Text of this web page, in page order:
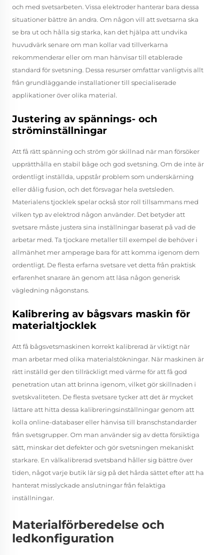
och med svetsarbeten. Vissa elektroder hanterar bara dessa
situationer bättre än andra. Om någon vill att svetsarna ska
se bra ut och hålla sig starka, kan det hjälpa att undvika
huvudvärk senare om man kollar vad tillverkarna
rekommenderar eller om man hänvisar till etablerade
standard för svetsning. Dessa resurser omfattar vanligtvis allt
från grundläggande installationer till specialiserade
applikationer över olika material.
Justering av spännings- och
ströminställningar
Att få rätt spänning och ström gör skillnad när man försöker
upprätthålla en stabil båge och god svetsning. Om de inte är
ordentligt inställda, uppstår problem som underskärning
eller dålig fusion, och det försvagar hela svetsleden.
Materialens tjocklek spelar också stor roll tillsammans med
vilken typ av elektrod någon använder. Det betyder att
svetsare måste justera sina inställningar baserat på vad de
arbetar med. Ta tjockare metaller till exempel de behöver i
allmänhet mer amperage bara för att komma igenom dem
ordentligt. De flesta erfarna svetsare vet detta från praktisk
erfarenhet snarare än genom att läsa någon generisk
vägledning någonstans.
Kalibrering av bågsvars maskin för
materialtjocklek
Att få bågsvetsmaskinen korrekt kalibrerad är viktigt när
man arbetar med olika materialstökningar. När maskinen är
rätt inställd ger den tillräckligt med värme för att få god
penetration utan att brinna igenom, vilket gör skillnaden i
svetskvaliteten. De flesta svetsare tycker att det är mycket
lättare att hitta dessa kalibreringsinställningar genom att
kolla online-databaser eller hänvisa till branschstandarder
från svetsgrupper. Om man använder sig av detta försiktiga
sätt, minskar det defekter och gör svetsningen mekaniskt
starkare. En välkalibrerad svetsband håller sig bättre över
tiden, något varje butik lär sig på det hårda sättet efter att ha
hanterat misslyckade anslutningar från felaktiga
inställningar.
Materialförberedelse och
ledkonfiguration